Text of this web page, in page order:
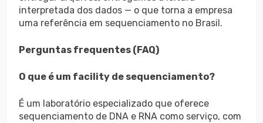
interpretada dos dados — o que torna a empresa
uma referência em sequenciamento no Brasil.
Perguntas frequentes (FAQ)
O que é um facility de sequenciamento?
É um laboratório especializado que oferece
sequenciamento de DNA e RNA como serviço, com